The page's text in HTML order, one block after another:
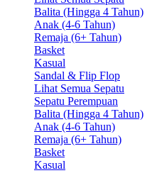
Balita (Hingga 4 Tahun)
Anak (4-6 Tahun)
Remaja (6+ Tahun)
Basket
Kasual
Sandal & Flip Flop
Lihat Semua Sepatu
Sepatu Perempuan
Balita (Hingga 4 Tahun)
Anak (4-6 Tahun)
Remaja (6+ Tahun)
Basket
Kasual